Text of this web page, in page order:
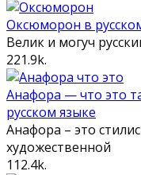
Оксюморон в
Велик и могуч
221.9k.
Анафора — что это
русском языке
Анафора – это
художественной
1 12.4k.